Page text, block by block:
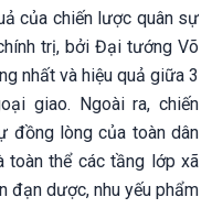
của chiến lược quân sự
trị, bởi Đại tướng Võ
nhất và hiệu quả giữa 3
giao. Ngoài ra, chiến
đồng lòng của toàn dân
toàn thể các tầng lớp xã
đạn dược, nhu yếu phẩm